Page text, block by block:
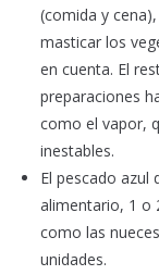
(comida y
masticar los
en cuenta. El
preparaciones
como el vapor,
inestables.
El pescado azul
alimentario, 1 o
como las
unidades.